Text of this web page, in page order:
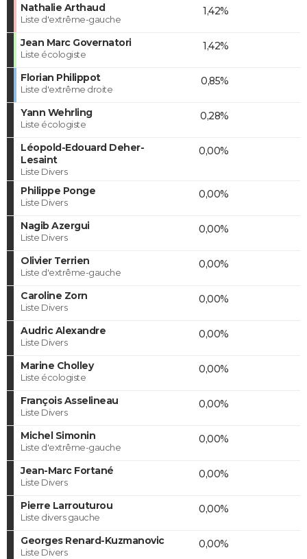
Nathalie Arthaud
Liste d'extrême-gauche
1,42%
Jean Marc Governatori
Liste écologiste
1,42%
Florian Philippot
Liste d'extrême droite
0,85%
Yann Wehrling
Liste écologiste
0,28%
Léopold-Edouard Deher-
Lesaint
Liste Divers
0,00%
Philippe Ponge
Liste Divers
0,00%
Nagib Azergui
Liste Divers
0,00%
Olivier Terrien
Liste d'extrême-gauche
0,00%
Caroline Zorn
Liste Divers
0,00%
Audric Alexandre
Liste Divers
0,00%
Marine Cholley
Liste écologiste
0,00%
François Asselineau
Liste Divers
0,00%
Michel Simonin
Liste d'extrême-gauche
0,00%
Jean-Marc Fortané
Liste Divers
0,00%
Pierre Larrouturou
Liste divers gauche
0,00%
Georges Renard-Kuzmanovic
Liste Divers
0,00%